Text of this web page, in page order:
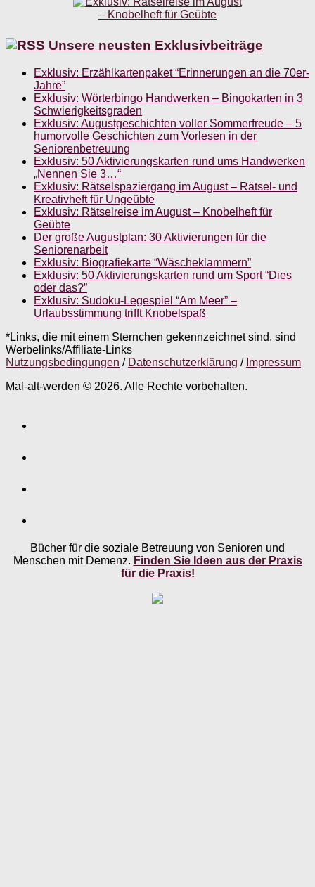
Unsere neusten Exklusivbeiträge
Exklusiv: Erzählkartenpaket “Erinnerungen an die 70er-
Jahre”
Exklusiv: Wörterbingo Handwerken – Bingokarten in 3
Schwierigkeitsgraden
Exklusiv: Augustgeschichten voller Sommerfreude – 5
humorvolle Geschichten zum Vorlesen in der
Seniorenbetreuung
Exklusiv: 50 Aktivierungskarten rund ums Handwerken
„Nennen Sie 3…“
Exklusiv: Rätselspaziergang im August – Rätsel- und
Kreativheft für Ungeübte
Exklusiv: Rätselreise im August – Knobelheft für
Geübte
Der große Augustplan: 30 Aktivierungen für die
Seniorenarbeit
Exklusiv: Biografiekarte “Wäscheklammern”
Exklusiv: 50 Aktivierungskarten rund um Sport “Dies
oder das?”
Exklusiv: Sudoku-Legespiel “Am Meer” –
Urlaubsstimmung trifft Knobelspaß
*Links, die mit einem Sternchen gekennzeichnet sind, sind
Werbelinks/Affiliate-Links
Nutzungsbedingungen / Datenschutzerklärung / Impressum
Mal-alt-werden © 2026. Alle Rechte vorbehalten.
Bücher für die soziale Betreuung von Senioren und
Menschen mit Demenz. Finden Sie Ideen aus der Praxis
für die Praxis!